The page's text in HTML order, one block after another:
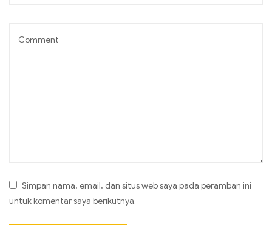
Simpan nama, email, dan situs web saya pada peramban ini
untuk komentar saya berikutnya.